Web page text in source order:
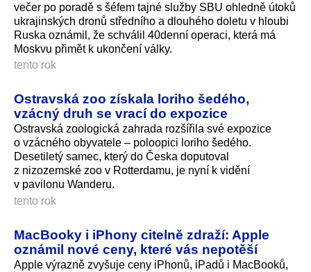
večer po poradě s šéfem tajné služby SBU ohledně útoků
ukrajinských dronů středního a dlouhého doletu v hloubi
Ruska oznámil, že schválil 40denní operaci, která má
Moskvu přimět k ukončení války.
tento rok
Ostravská zoo získala loriho šedého,
vzácný druh se vrací do expozice
Ostravská zoologická zahrada rozšířila své expozice
o vzácného obyvatele – poloopici loriho šedého.
Desetiletý samec, který do Česka doputoval
z nizozemské zoo v Rotterdamu, je nyní k vidění
v pavilonu Wanderu.
tento rok
MacBooky i iPhony citelně zdraží: Apple
oznámil nové ceny, které vás nepotěší
Apple výrazně zvyšuje ceny iPhonů, iPadů i MacBooků,